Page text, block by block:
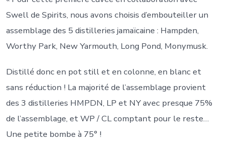
Swell de Spirits, nous avons choisis d’embouteiller un
assemblage des 5 distilleries jamaïcaine : Hampden,
Worthy Park, New Yarmouth, Long Pond, Monymusk.
Distillé donc en pot still et en colonne, en blanc et
sans réduction ! La majorité de l’assemblage provient
des 3 distilleries HMPDN, LP et NY avec presque 75%
de l’assemblage, et WP / CL comptant pour le reste…
Une petite bombe à 75° !